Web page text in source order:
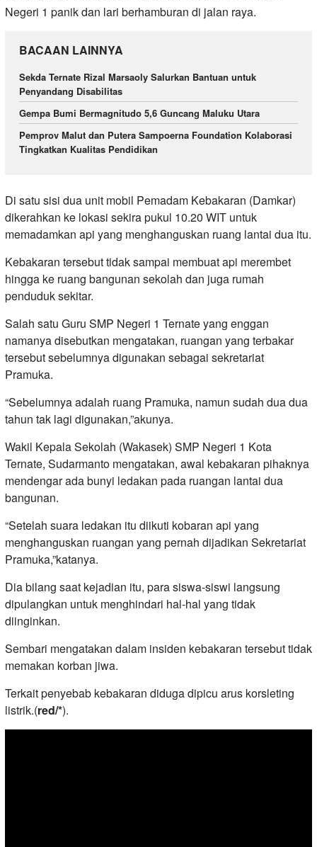
Negeri 1 panik dan lari berhamburan di jalan raya.
BACAAN LAINNYA
Sekda Ternate Rizal Marsaoly Salurkan Bantuan untuk
Penyandang Disabilitas
Gempa Bumi Bermagnitudo 5,6 Guncang Maluku Utara
Pemprov Malut dan Putera Sampoerna Foundation Kolaborasi
Tingkatkan Kualitas Pendidikan
Di satu sisi dua unit mobil Pemadam Kebakaran (Damkar)
dikerahkan ke lokasi sekira pukul 10.20 WIT untuk
memadamkan api yang menghanguskan ruang lantai dua itu.
Kebakaran tersebut tidak sampai membuat api merembet
hingga ke ruang bangunan sekolah dan juga rumah
penduduk sekitar.
Salah satu Guru SMP Negeri 1 Ternate yang enggan
namanya disebutkan mengatakan, ruangan yang terbakar
tersebut sebelumnya digunakan sebagai sekretariat
Pramuka.
“Sebelumnya adalah ruang Pramuka, namun sudah dua dua
tahun tak lagi digunakan,”akunya.
Wakil Kepala Sekolah (Wakasek) SMP Negeri 1 Kota
Ternate, Sudarmanto mengatakan, awal kebakaran pihaknya
mendengar ada bunyi ledakan pada ruangan lantai dua
bangunan.
“Setelah suara ledakan itu diikuti kobaran api yang
menghanguskan ruangan yang pernah dijadikan Sekretariat
Pramuka,”katanya.
Dia bilang saat kejadian itu, para siswa-siswi langsung
dipulangkan untuk menghindari hal-hal yang tidak
diinginkan.
Sembari mengatakan dalam insiden kebakaran tersebut tidak
memakan korban jiwa.
Terkait penyebab kebakaran diduga dipicu arus korsleting
listrik.(red/*).